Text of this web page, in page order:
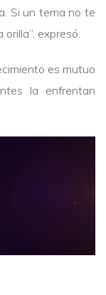
Si un tema no te
expresó.
es mutuo
la enfrentan